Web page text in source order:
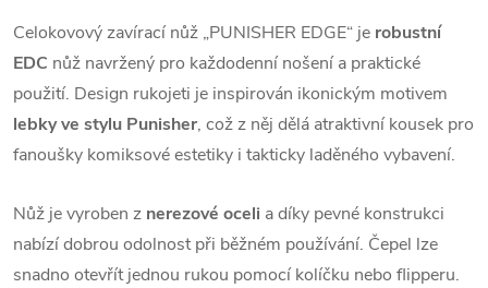
Celokovový zavírací nůž „PUNISHER EDGE“ je robustní
EDC nůž navržený pro každodenní nošení a praktické
použití. Design rukojeti je inspirován ikonickým motivem
lebky ve stylu Punisher, což z něj dělá atraktivní kousek pro
fanoušky komiksové estetiky i takticky laděného vybavení.
Nůž je vyroben z nerezové oceli a díky pevné konstrukci
nabízí dobrou odolnost při běžném používání. Čepel lze
snadno otevřít jednou rukou pomocí kolíčku nebo flipperu.